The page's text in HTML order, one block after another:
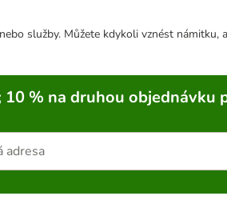
služby. Můžete kdykoli vznést
% na druhou objednávku